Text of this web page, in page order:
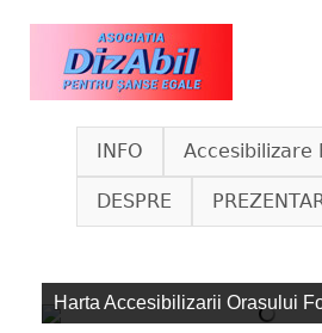
Skip to main
www.dizabil.eu
INFO Accesibilizare
DESPRE
Harta Accesibilizarii Orasului